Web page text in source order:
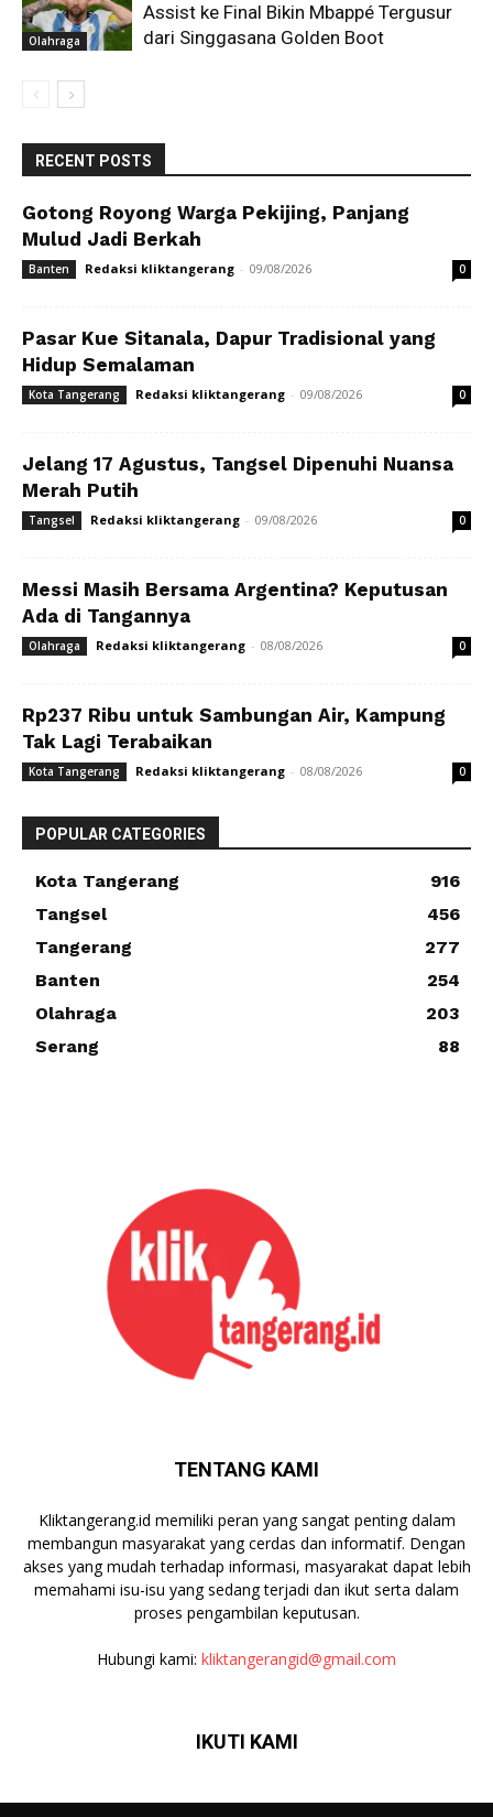
Olahraga
Assist ke Final Bikin Mbappé Tergusur
dari Singgasana Golden Boot
RECENT POSTS
Gotong Royong Warga Pekijing, Panjang
Mulud Jadi Berkah
Banten Redaksi kliktangerang - 09/08/2026 0
Pasar Kue Sitanala, Dapur Tradisional yang
Hidup Semalaman
Kota Tangerang Redaksi kliktangerang - 09/08/2026 0
Jelang 17 Agustus, Tangsel Dipenuhi Nuansa
Merah Putih
Tangsel Redaksi kliktangerang - 09/08/2026 0
Messi Masih Bersama Argentina? Keputusan
Ada di Tangannya
Olahraga Redaksi kliktangerang - 08/08/2026 0
Rp237 Ribu untuk Sambungan Air, Kampung
Tak Lagi Terabaikan
Kota Tangerang Redaksi kliktangerang - 08/08/2026 0
POPULAR CATEGORIES
Kota Tangerang
916
Tangsel
456
Tangerang
277
Banten
254
Olahraga
203
Serang
88
TENTANG KAMI
Kliktangerang.id memiliki peran yang sangat penting dalam
membangun masyarakat yang cerdas dan informatif. Dengan
akses yang mudah terhadap informasi, masyarakat dapat lebih
memahami isu-isu yang sedang terjadi dan ikut serta dalam
proses pengambilan keputusan.
Hubungi kami: kliktangerangid@gmail.com
IKUTI KAMI